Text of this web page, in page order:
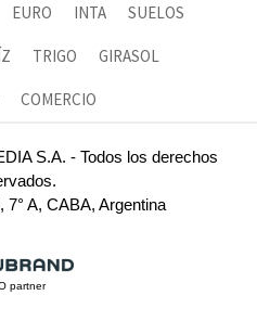
EURO INTA SUELOS
TRIGO GIRASOL
COMERCIO
S.A. - Todos los derechos
7° A, CABA, Argentina
partner